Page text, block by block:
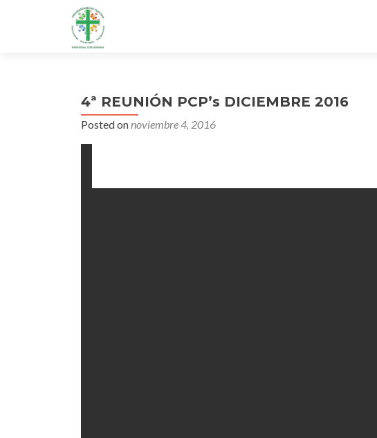
4ª REUNIÓN PCP’s DICIEMBRE 2016
Posted onnoviembre 4, 2016